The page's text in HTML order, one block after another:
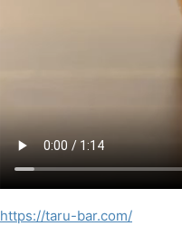
https://taru-bar.com/